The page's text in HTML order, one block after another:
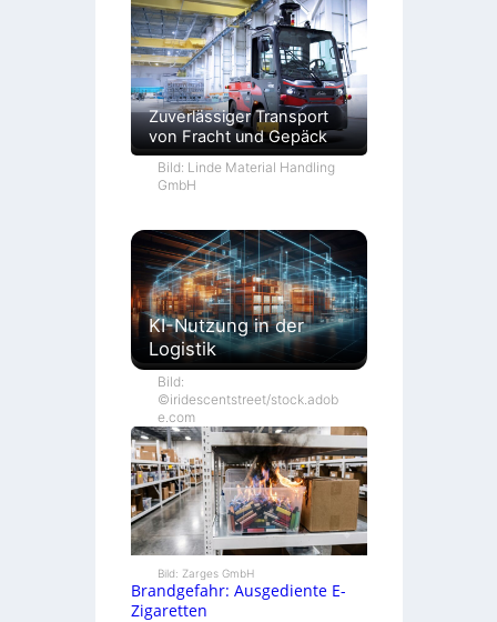
Zuverlässiger Transport
von Fracht und Gepäck
Bild: Linde Material Handling
GmbH
KI-Nutzung in der
Logistik
Bild:
©iridescentstreet/stock.adob
e.com
Bild: Zarges GmbH
Brandgefahr: Ausgediente E-
Zigaretten